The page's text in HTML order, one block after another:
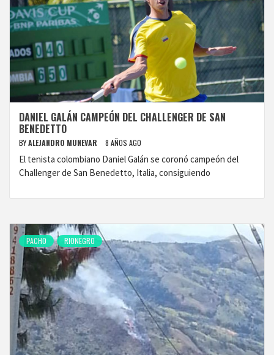
DANIEL GALÁN CAMPEÓN DEL CHALLENGER DE SAN
BENEDETTO
BYALEJANDRO MUNEVAR 8 AÑOS AGO
El tenista colombiano Daniel Galán se coronó campeón del
Challenger de San Benedetto, Italia, consiguiendo
PACHO RIONEGRO